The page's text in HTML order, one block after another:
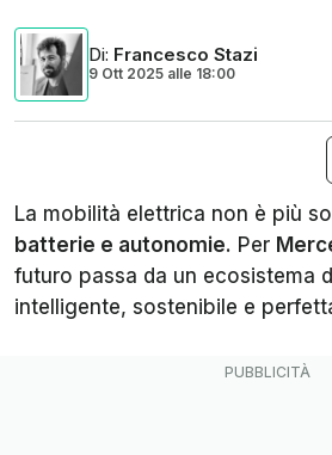
Di: Francesco Stazi
9 Ott 2025 alle 18:00
La mobilità elettrica non è più
batterie e autonomie. Per
futuro passa da un ecosistema
intelligente, sostenibile e